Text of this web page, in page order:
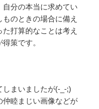
分の本当に求めてい
のときの場合に備え
打算的なことは考え
策です。
まいましたが(-_-;)
仲睦まじい画像などが